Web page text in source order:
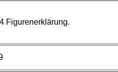
Figurenerklärung.